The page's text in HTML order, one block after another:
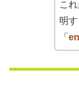
こ
明
「 en